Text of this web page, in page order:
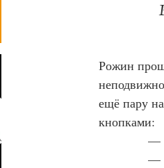
Рожин
ещё пару
кнопками:
—
—